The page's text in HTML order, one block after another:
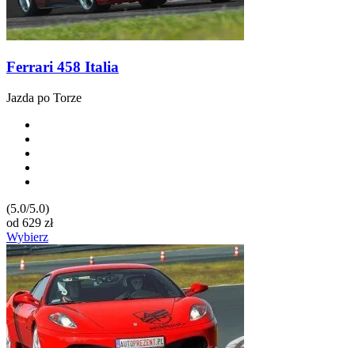
Ferrari 458 Italia
Jazda po Torze
(5.0/5.0)
od 629 zł
Wybierz